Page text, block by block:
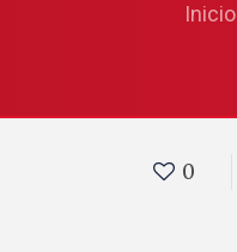
Inicio
0